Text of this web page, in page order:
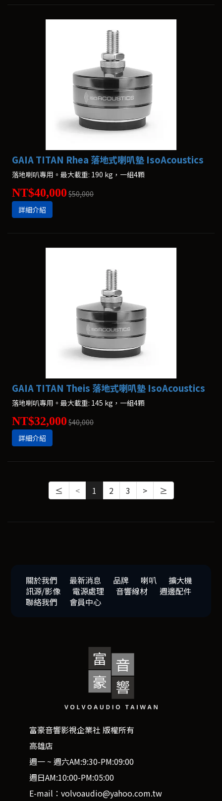
GAIA TITAN Rhea 落地式喇叭墊 IsoAcoustics
落地喇叭專用。最大載重: 190 kg，一組4顆
NT$40,000 $50,000
詳細介紹
GAIA TITAN Theis 落地式喇叭墊 IsoAcoustics
落地喇叭專用。最大載重: 145 kg，一組4顆
NT$32,000 $40,000
詳細介紹
≤ < 1 2 3 > ≥
關於我們 最新消息 品牌 喇叭
擴大機
訊源/影像
電源處理 音響線材
週邊配件
聯絡我們
會員中心
富豪音響影視企業社 版權所有
高雄店
週一 ~ 週六AM:9:30-PM:09:00
週日AM:10:00-PM:05:00
E-mail：volvoaudio@yahoo.com.tw